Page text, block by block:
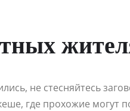
не стесняйтесь
где прохожие могут